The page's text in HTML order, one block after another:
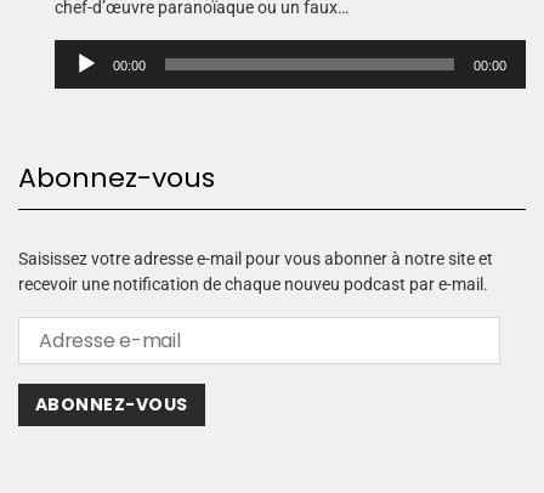
chef-d’œuvre paranoïaque ou un faux…
u
u
d
o
00:00 00:00
Abonnez-vous
Saisissez votre adresse e-mail pour vous abonner à notre site et
recevoir une notification de chaque nouveu podcast par e-mail.
ABONNEZ-VOUS